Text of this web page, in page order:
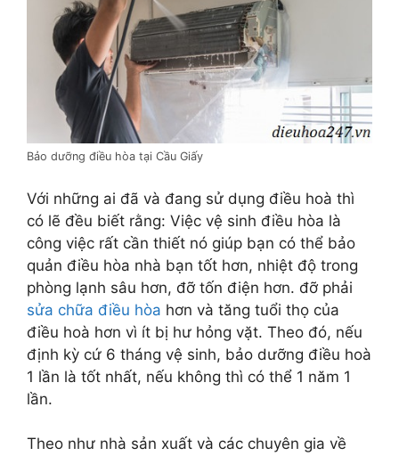
Bảo dưỡng điều hòa tại Cầu Giấy
Với những ai đã và đang sử dụng điều hoà thì
có lẽ đều biết rằng: Việc vệ sinh điều hòa là
công việc rất cần thiết nó giúp bạn có thể bảo
quản điều hòa nhà bạn tốt hơn, nhiệt độ trong
phòng lạnh sâu hơn, đỡ tốn điện hơn. đỡ phải
sửa chữa điều hòa hơn và tăng tuổi thọ của
điều hoà hơn vì ít bị hư hỏng vặt. Theo đó, nếu
định kỳ cứ 6 tháng vệ sinh, bảo dưỡng điều hoà
1 lần là tốt nhất, nếu không thì có thể 1 năm 1
lần.
Theo như nhà sản xuất và các chuyên gia về